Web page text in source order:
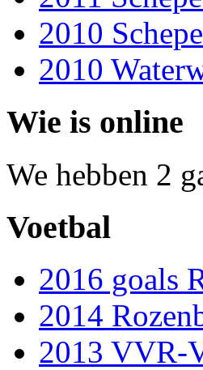
2010
2010
Wie is online
We hebben 2
Voetbal
2016 goals
2014
2013 VVR-